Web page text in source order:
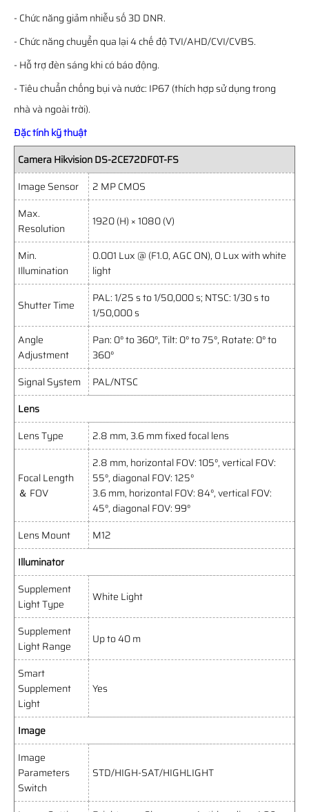
- Chức năng giảm nhiễu số 3D DNR.
- Chức năng chuyển qua lại 4 chế độ TVI/AHD/CVI/CVBS.
- Hỗ trợ đèn sáng khi có báo động.
- Tiêu chuẩn chống bụi và nước: IP67 (thích hợp sử dụng trong
nhà và ngoài trời).
Đặc tính kỹ thuật
Camera Hikvision DS-2CE72DF0T-FS
Image Sensor
2 MP CMOS
Max.
Resolution
1920 (H) × 1080 (V)
Min.
Illumination
0.001 Lux @ (F1.0, AGC ON), 0 Lux with white
light
Shutter Time
PAL: 1/25 s to 1/50,000 s; NTSC: 1/30 s to
1/50,000 s
Angle
Adjustment
Pan: 0° to 360°, Tilt: 0° to 75°, Rotate: 0° to
360°
Signal System
PAL/NTSC
Lens
Lens Type
2.8 mm, 3.6 mm fixed focal lens
Focal Length
＆ FOV
2.8 mm, horizontal FOV: 105°, vertical FOV:
55°, diagonal FOV: 125°
3.6 mm, horizontal FOV: 84°, vertical FOV:
45°, diagonal FOV: 99°
Lens Mount
M12
Illuminator
Supplement
Light Type
White Light
Supplement
Light Range
Up to 40 m
Smart
Supplement
Light
Yes
Image
Image
Parameters
Switch
STD/HIGH-SAT/HIGHLIGHT